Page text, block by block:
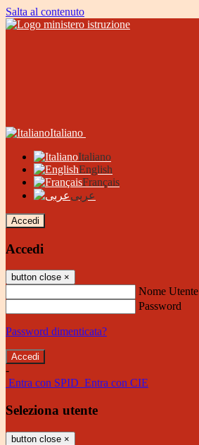
Salta al contenuto
Italiano
Italiano
English
Français
عربى
Accedi
Accedi
button close ×
Nome Utente
Password
Password dimenticata?
-
Entra con SPID Entra con CIE
Seleziona utente
button close ×